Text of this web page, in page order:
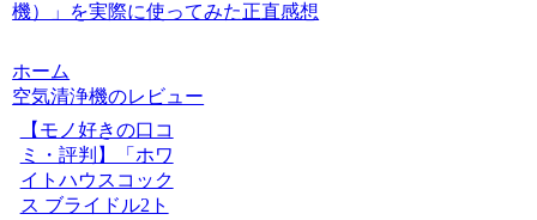
機）」を実際に使ってみた正直感想
ホーム
空気清浄機のレビュー
【モノ好きの口コ
ミ・評判】「ホワ
イトハウスコック
ス ブライドル2ト